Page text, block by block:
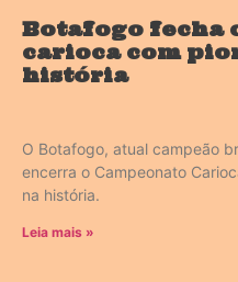
Botafogo fecha
carioca com
história
O Botafogo, atual campeão
encerra o Campeonato
na história.
Leia mais »